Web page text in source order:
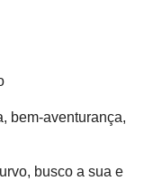
bem-aventurança,
busco a sua e